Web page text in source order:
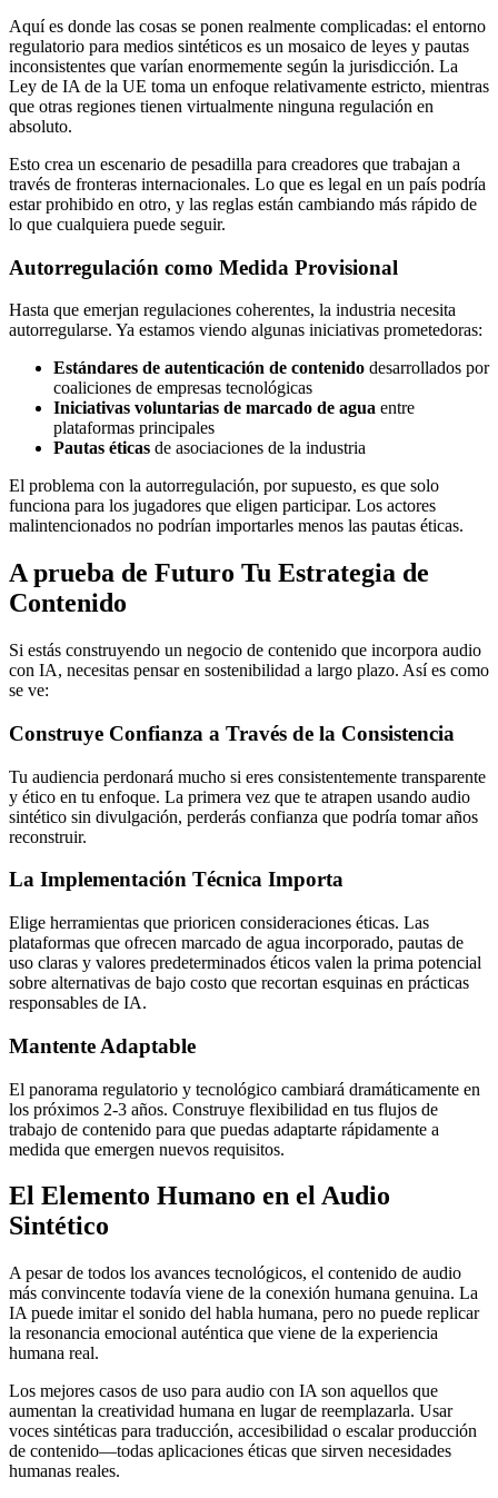
Aquí es donde las cosas se ponen realmente complicadas: el entorno
regulatorio para medios sintéticos es un mosaico de leyes y pautas
inconsistentes que varían enormemente según la jurisdicción. La
Ley de IA de la UE toma un enfoque relativamente estricto, mientras
que otras regiones tienen virtualmente ninguna regulación en
absoluto.
Esto crea un escenario de pesadilla para creadores que trabajan a
través de fronteras internacionales. Lo que es legal en un país podría
estar prohibido en otro, y las reglas están cambiando más rápido de
lo que cualquiera puede seguir.
Autorregulación como Medida Provisional
Hasta que emerjan regulaciones coherentes, la industria necesita
autorregularse. Ya estamos viendo algunas iniciativas prometedoras:
Estándares de autenticación de contenido desarrollados por
coaliciones de empresas tecnológicas
Iniciativas voluntarias de marcado de agua entre
plataformas principales
Pautas éticas de asociaciones de la industria
El problema con la autorregulación, por supuesto, es que solo
funciona para los jugadores que eligen participar. Los actores
malintencionados no podrían importarles menos las pautas éticas.
A prueba de Futuro Tu Estrategia de
Contenido
Si estás construyendo un negocio de contenido que incorpora audio
con IA, necesitas pensar en sostenibilidad a largo plazo. Así es como
se ve:
Construye Confianza a Través de la Consistencia
Tu audiencia perdonará mucho si eres consistentemente transparente
y ético en tu enfoque. La primera vez que te atrapen usando audio
sintético sin divulgación, perderás confianza que podría tomar años
reconstruir.
La Implementación Técnica Importa
Elige herramientas que prioricen consideraciones éticas. Las
plataformas que ofrecen marcado de agua incorporado, pautas de
uso claras y valores predeterminados éticos valen la prima potencial
sobre alternativas de bajo costo que recortan esquinas en prácticas
responsables de IA.
Mantente Adaptable
El panorama regulatorio y tecnológico cambiará dramáticamente en
los próximos 2-3 años. Construye flexibilidad en tus flujos de
trabajo de contenido para que puedas adaptarte rápidamente a
medida que emergen nuevos requisitos.
El Elemento Humano en el Audio
Sintético
A pesar de todos los avances tecnológicos, el contenido de audio
más convincente todavía viene de la conexión humana genuina. La
IA puede imitar el sonido del habla humana, pero no puede replicar
la resonancia emocional auténtica que viene de la experiencia
humana real.
Los mejores casos de uso para audio con IA son aquellos que
aumentan la creatividad humana en lugar de reemplazarla. Usar
voces sintéticas para traducción, accesibilidad o escalar producción
de contenido—todas aplicaciones éticas que sirven necesidades
humanas reales.